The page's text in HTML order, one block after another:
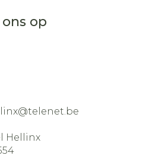
op
telenet.be
Hellinx